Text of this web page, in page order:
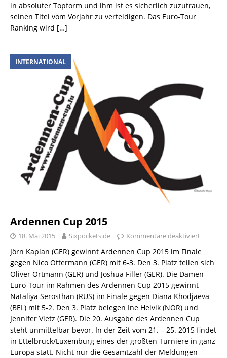
in absoluter Topform und ihm ist es sicherlich zuzutrauen,
seinen Titel vom Vorjahr zu verteidigen. Das Euro-Tour
Ranking wird […]
INTERNATIONAL
Ardennen Cup 2015
18. Mai 2015 Sixpockets.de Kommentare deaktiviert
Jörn Kaplan (GER) gewinnt Ardennen Cup 2015 im Finale
gegen Nico Ottermann (GER) mit 6-3. Den 3. Platz teilen sich
Oliver Ortmann (GER) und Joshua Filler (GER). Die Damen
Euro-Tour im Rahmen des Ardennen Cup 2015 gewinnt
Nataliya Serosthan (RUS) im Finale gegen Diana Khodjaeva
(BEL) mit 5-2. Den 3. Platz belegen Ine Helvik (NOR) und
Jennifer Vietz (GER). Die 20. Ausgabe des Ardennen Cup
steht unmittelbar bevor. In der Zeit vom 21. – 25. 2015 findet
in Ettelbrück/Luxemburg eines der größten Turniere in ganz
Europa statt. Nicht nur die Gesamtzahl der Meldungen